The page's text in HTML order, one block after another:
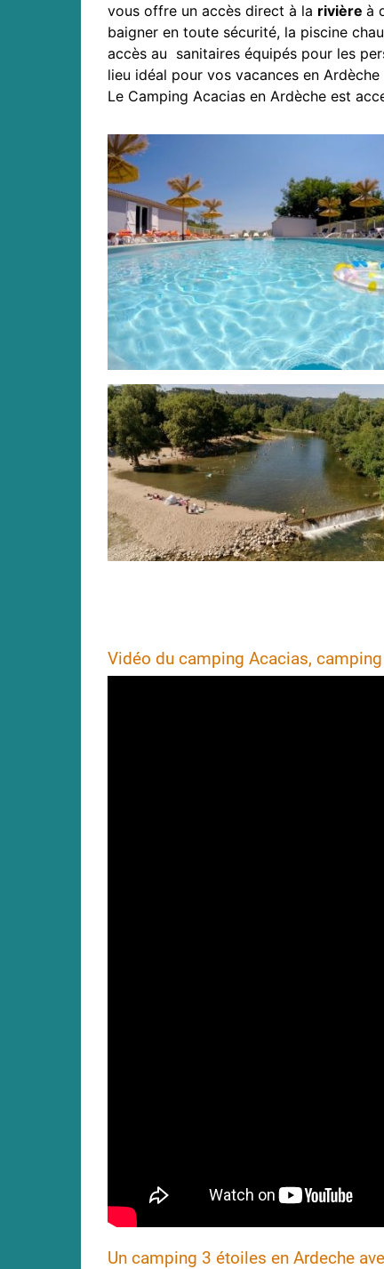
vous offre un accès direct à la rivière à
baigner en toute sécurité, la piscine
accès au sanitaires équipés pour les
lieu idéal pour vos vacances en
Le Camping Acacias en Ardèche est
Vidéo du camping Acacias,
Un camping 3 étoiles en Ardeche